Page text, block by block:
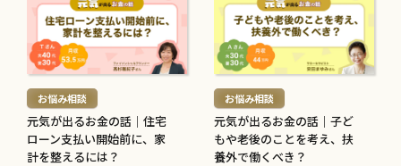
2026.05.12 2026.04.20
を
読
む
> お悩み相談
元気が出るお金の話｜住宅
ローン支払い開始前に、家
計を整えるには？
き
を
読
む
> お悩み相談
元気が出るお金の話｜子ど
もや老後のことを考え、扶
養外で働くべき？